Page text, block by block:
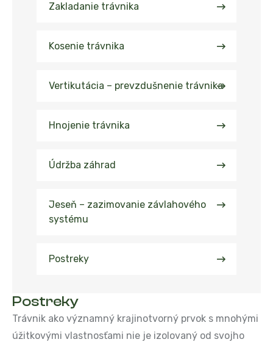
Zakladanie trávnika
Kosenie trávnika​
Vertikutácia – prevzdušnenie trávnika
Hnojenie trávnika​
Údržba záhrad
Jeseň – zazimovanie závlahového
systému​
Postreky
Postreky
Trávnik ako významný krajinotvorný prvok s mnohými
úžitkovými vlastnosťami nie je izolovaný od svojho